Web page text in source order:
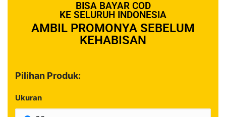
BISA BAYAR COD
KE SELURUH INDONESIA
AMBIL PROMONYA SEBELUM
KEHABISAN
Pilihan Produk:
Ukuran